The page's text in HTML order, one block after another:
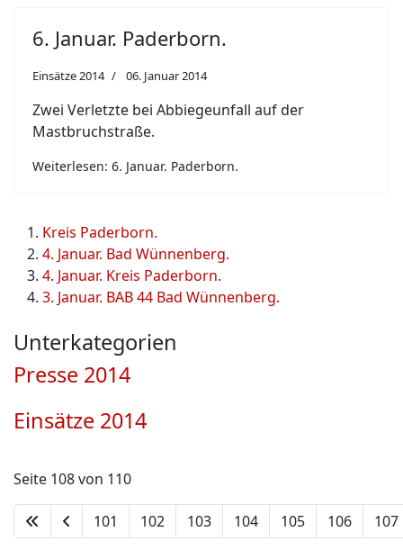
6. Januar. Paderborn.
Einsätze 2014 06. Januar 2014
Zwei Verletzte bei Abbiegeunfall auf der
Mastbruchstraße.
Weiterlesen: 6. Januar. Paderborn.
Kreis Paderborn.
4. Januar. Bad Wünnenberg.
4. Januar. Kreis Paderborn.
3. Januar. BAB 44 Bad Wünnenberg.
Unterkategorien
Presse 2014
Einsätze 2014
Seite 108 von 110
101 102 103 104 105 106 107